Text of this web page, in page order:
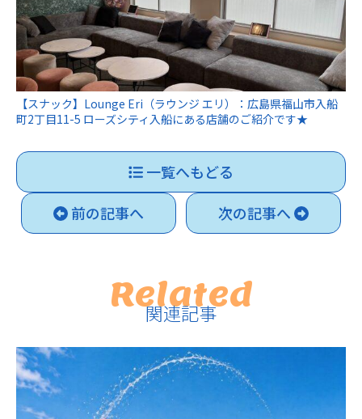
【スナック】Lounge Eri（ラウンジ エリ）：広島県福山市入船
町2丁目11-5 ローズシティ入船にある店舗のご紹介です★
一覧へもどる
前の記事へ
次の記事へ
Related
関連記事